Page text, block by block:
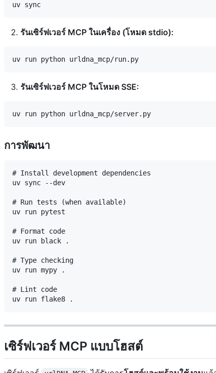
รันเซิร์ฟเวอร์ MCP ในเครื่อง (โหมด stdio):
รันเซิร์ฟเวอร์ MCP ในโหมด SSE:
การพัฒนา
# Install development dependencies
uv sync --dev
# Run tests (when available)
uv run pytest
# Format code
uv run black .
# Type checking
uv run mypy .
# Lint code
เซิร์ฟเวอร์ MCP แบบโฮสต์